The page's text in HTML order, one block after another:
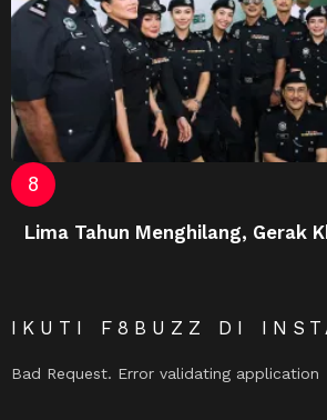
Lima Tahun Menghilang, Gerak
IKUTI F8BUZZ DI
Bad Request. Error validating application